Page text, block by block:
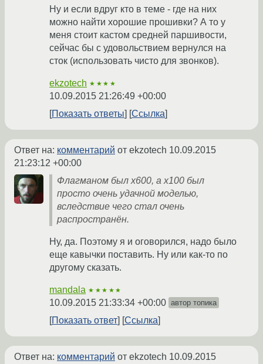
Ну и если вдруг кто в теме - где на них
можно найти хорошие прошивки? А то у
меня стоит кастом средней паршивости,
сейчас бы с удовольствием вернулся на
сток (использовать чисто для звонков).
ekzotech ★★★★
10.09.2015 21:26:49 +00:00
Показать ответы
Ссылка
Ответ на: комментарий от ekzotech 10.09.2015
21:23:12 +00:00
Флагманом был x600, а x100 был
просто очень удачной моделью,
вследствие чего стал очень
распространён.
Ну, да. Поэтому я и оговорился, надо было
еще кавычки поставить. Ну или как-то по
другому сказать.
mandala ★★★★★
10.09.2015 21:33:34 +00:00 автор топика
Показать ответ Ссылка
Ответ на: комментарий от ekzotech 10.09.2015